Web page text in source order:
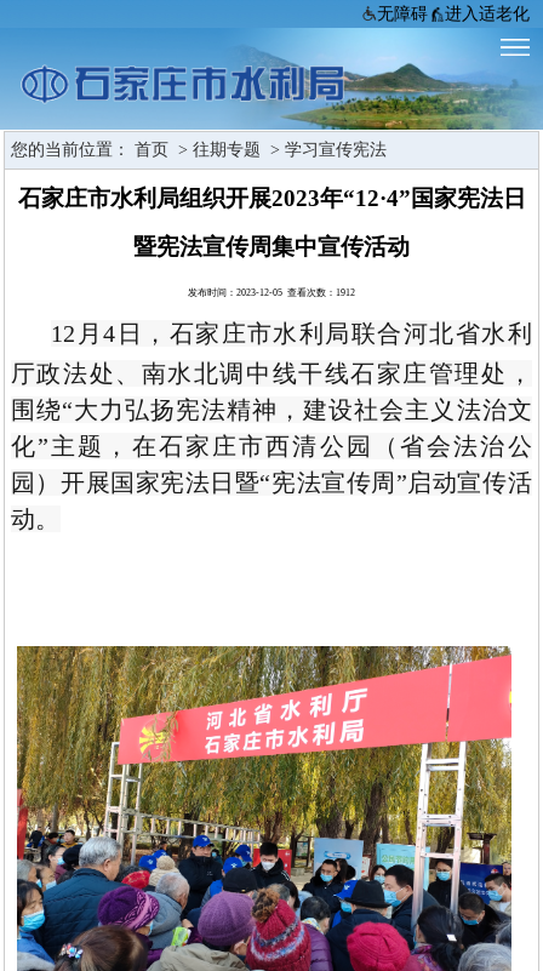
无障碍 进入适老化
您的当前位置： 首页 > 往期专题 > 学习宣传宪法
石家庄市水利局组织开展2023年“12·4”国家宪法日
暨宪法宣传周集中宣传活动
发布时间：2023-12-05 查看次数： 1912
12月4日，石家庄市水利局联合河北省水利
厅政法处、南水北调中线干线石家庄管理处，
围绕“大力弘扬宪法精神，建设社会主义法治文
化”主题，在石家庄市西清公园（省会法治公
园）开展国家宪法日暨“宪法宣传周”启动宣传活
动。